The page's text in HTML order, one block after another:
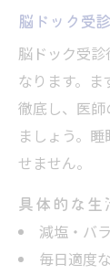
脳ドック受
脳ドック受
なります。
徹底し、医
ましょう。
せません。
具体的な生
減塩・バ
毎日適度